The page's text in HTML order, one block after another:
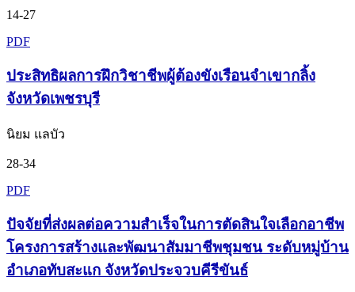
14-27
PDF
ประสิทธิผลการฝึกวิชาชีพผู้ต้องขังเรือนจำเขากลิ้ง
จังหวัดเพชรบุรี
นิยม แลบัว
28-34
PDF
ปัจจัยที่ส่งผลต่อความสำเร็จในการตัดสินใจเลือกอาชีพ
โครงการสร้างและพัฒนาสัมมาชีพชุมชน ระดับหมู่บ้าน
อำเภอทับสะแก จังหวัดประจวบคีรีขันธ์